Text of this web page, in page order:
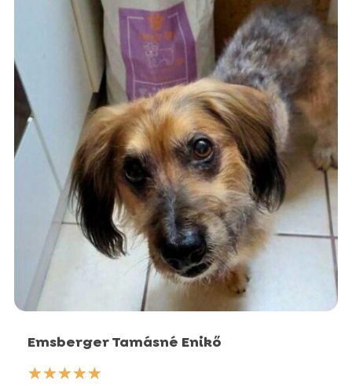
Szépségápolók
Táplálékkiegészítők és vitaminok
Táplálékkiegészítők és vitaminok
Szépségápolók
Macskaalmok
Emsberger Tamásné Enikő
☆☆☆☆☆